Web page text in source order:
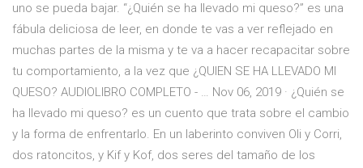
uno se pueda bajar. “¿Quién se ha llevado mi queso?” es una
fábula deliciosa de leer, en donde te vas a ver reflejado en
muchas partes de la misma y te va a hacer recapacitar sobre
tu comportamiento, a la vez que ¿QUIEN SE HA LLEVADO MI
QUESO? AUDIOLIBRO COMPLETO - … Nov 06, 2019 · ¿Quién se
ha llevado mi queso? es un cuento que trata sobre el cambio
y la forma de enfrentarlo. En un laberinto conviven Oli y Corri,
dos ratoncitos, y Kif y Kof, dos seres del tamaño de los